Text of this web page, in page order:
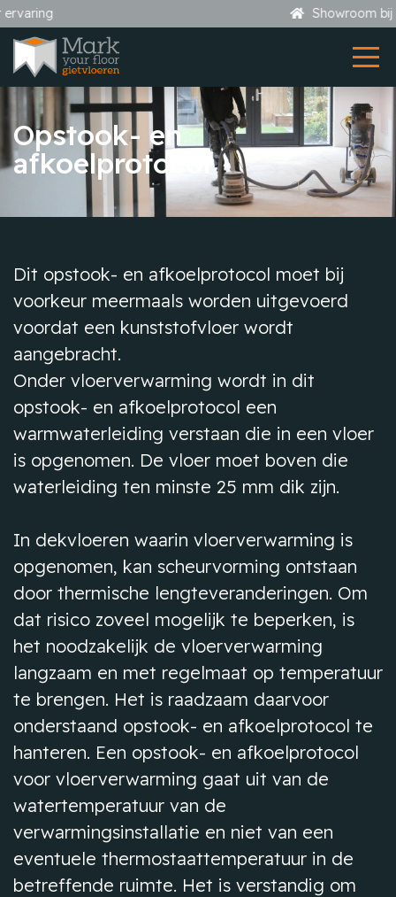
Opstook- en
afkoelprotocol
Dit opstook- en afkoelprotocol moet bij
voorkeur meermaals worden uitgevoerd
voordat een kunststofvloer wordt
aangebracht.
Onder vloerverwarming wordt in dit
opstook- en afkoelprotocol een
warmwaterleiding verstaan die in een vloer
is opgenomen. De vloer moet boven die
waterleiding ten minste 25 mm dik zijn.
In dekvloeren waarin vloerverwarming is
opgenomen, kan scheurvorming ontstaan
door thermische lengteveranderingen. Om
dat risico zoveel mogelijk te beperken, is
het noodzakelijk de vloerverwarming
langzaam en met regelmaat op temperatuur
te brengen. Het is raadzaam daarvoor
onderstaand opstook- en afkoelprotocol te
hanteren. Een opstook- en afkoelprotocol
voor vloerverwarming gaat uit van de
watertemperatuur van de
verwarmingsinstallatie en niet van een
eventuele thermostaattemperatuur in de
betreffende ruimte. Het is verstandig om